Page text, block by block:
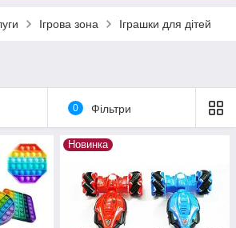
Ігрова зона Іграшки для дітей
0 Фільтри
Новинка